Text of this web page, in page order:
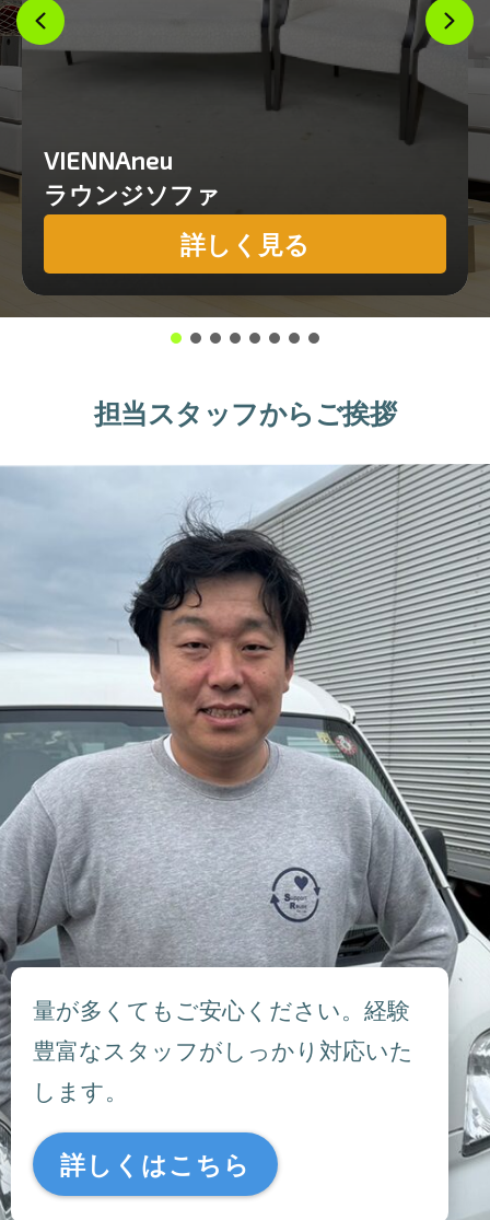
VIENNAneu
ラウンジソファ
詳しく見る
担当スタッフからご挨拶
量が多くてもご安心ください。経験
豊富なスタッフがしっかり対応いた
します。
詳しくはこちら